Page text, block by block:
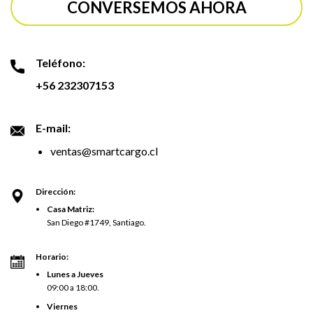
CONVERSEMOS AHORA
Teléfono:
+56 232307153
E-mail:
ventas@smartcargo.cl
Dirección:
Casa Matriz:
San Diego #1749, Santiago.
Horario:
Lunes a Jueves
09:00 a 18:00.
Viernes